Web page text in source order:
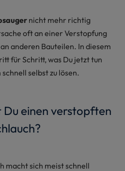
nicht mehr richtig
oft an einer Verstopfung
anderen Bauteilen. In diesem
für Schritt, was Du jetzt tun
selbst zu lösen.
Du einen verstopften
macht sich meist schnell